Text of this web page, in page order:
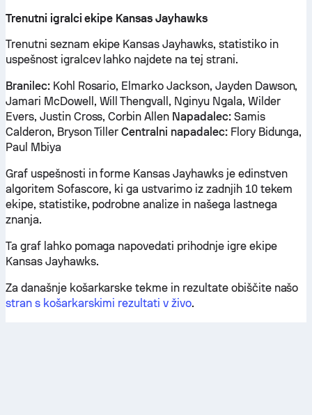
Trenutni igralci ekipe Kansas Jayhawks
Trenutni seznam ekipe Kansas Jayhawks, statistiko in
uspešnost igralcev lahko najdete na tej strani.
Branilec:Kohl Rosario, Elmarko Jackson, Jayden Dawson,
Jamari McDowell, Will Thengvall, Nginyu Ngala, Wilder
Evers, Justin Cross, Corbin Allen Napadalec:Samis
Calderon, Bryson TillerCentralni napadalec:Flory Bidunga,
Paul Mbiya
Graf uspešnosti in forme Kansas Jayhawks je edinstven
algoritem Sofascore, ki ga ustvarimo iz zadnjih 10 tekem
ekipe, statistike, podrobne analize in našega lastnega
znanja.
Ta graf lahko pomaga napovedati prihodnje igre ekipe
Kansas Jayhawks.
Za današnje košarkarske tekme in rezultate obiščite našo
stran s košarkarskimi rezultati v živo.